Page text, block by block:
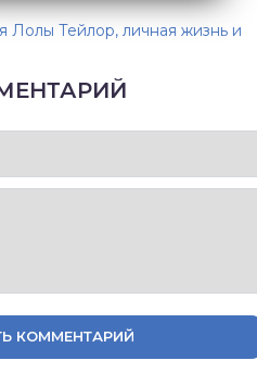
Лолы Тейлор, личная жизнь и
КОММЕНТАРИЙ